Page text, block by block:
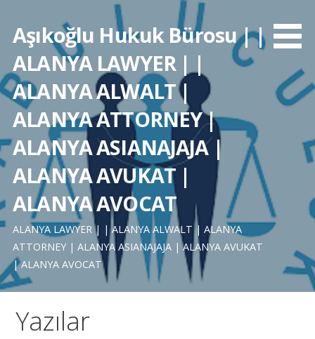
Aşıkoğlu Hukuk Bürosu | |
ALANYA LAWYER | |
ALANYA ALWALT |
ALANYA ATTORNEY |
ALANYA ASIANAJAJA |
ALANYA AVUKAT |
ALANYA AVOCAT
ALANYA LAWYER | | ALANYA ALWALT | ALANYA
ATTORNEY | ALANYA ASIANAJAJA | ALANYA AVUKAT
| ALANYA AVOCAT
Yazılar